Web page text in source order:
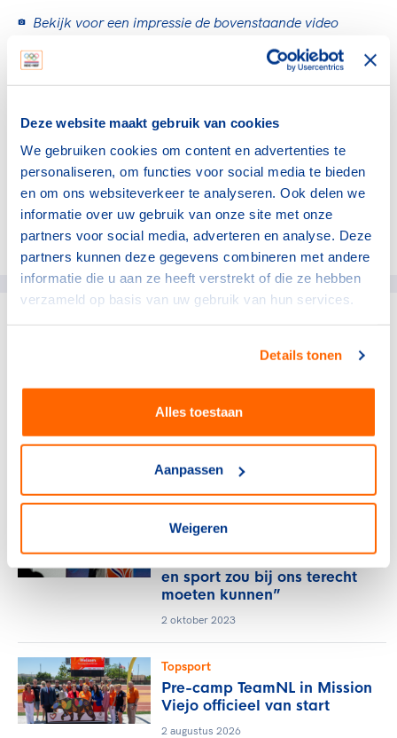
Deze website maakt gebruik van cookies
We gebruiken cookies om content en advertenties te
personaliseren, om functies voor social media te bieden
en om ons websiteverkeer te analyseren. Ook delen we
informatie over uw gebruik van onze site met onze
partners voor social media, adverteren en analyse. Deze
partners kunnen deze gegevens combineren met andere
informatie die u aan ze heeft verstrekt of die ze hebben
verzameld op basis van uw gebruik van hun services.
Details tonen
Alles toestaan
Aanpassen
Weigeren
Bekijk voor een impressie de bovenstaande video
editie van het Leaders in Performance Conference
plaatsvindt in maart 2025. We kijken er nu al naar uit
om opnieuw een geweldige line-up van sprekers,
boeiende sessies en kansen voor samenwerkingen.
Deel dit artikel op social media:
Topsport
TeamNL Expert Kamiel
Maase legt verbinding tussen
sport en wetenschap
3 oktober 2023
Topsport
Asker Jeukendrup: “Iedereen
met een vraag over voeding
en sport zou bij ons terecht
moeten kunnen”
2 oktober 2023
Topsport
Pre-camp TeamNL in Mission
Viejo officieel van start
2 augustus 2026